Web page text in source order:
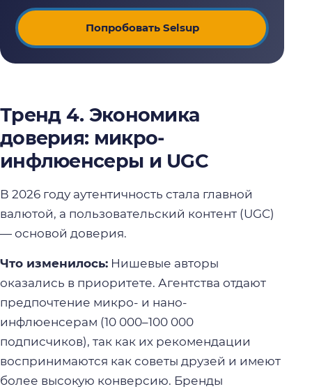
Попробовать Selsup
Тренд 4. Экономика
доверия: микро-
инфлюенсеры и UGC
В 2026 году аутентичность стала главной
валютой, а пользовательский контент (UGC)
— основой доверия.
Что изменилось: Нишевые авторы
оказались в приоритете. Агентства отдают
предпочтение микро- и нано-
инфлюенсерам (10 000–100 000
подписчиков), так как их рекомендации
воспринимаются как советы друзей и имеют
более высокую конверсию. Бренды